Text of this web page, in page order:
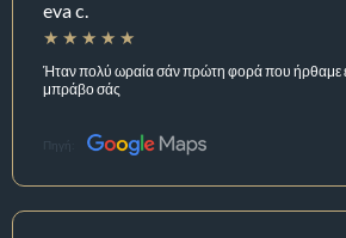
eva c.
Ήταν πολύ ωραία σάν πρώτη φορά που ήρθαμε
μπράβο σάς
Πηγή: